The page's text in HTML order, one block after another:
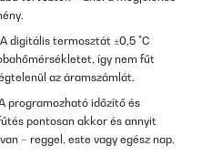
A digitális termosztát ±0,5 °C
így nem fűt
az áramszámlát.
programozható időzítő és
pontosan akkor és annyit
– reggel, este vagy egész nap.